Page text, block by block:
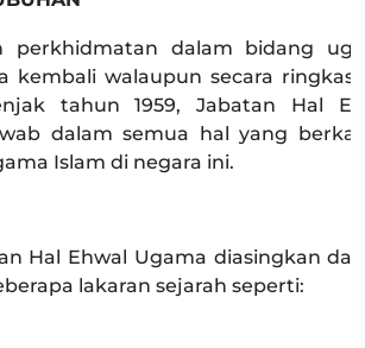
perkhidmatan dalam bidang
kembali walaupun secara
tahun 1959, Jabatan Hal
dalam semua hal yang
Islam di negara ini.​​​
Hal Ehwal Ugama diasingkan
lakaran sejarah seperti: ​